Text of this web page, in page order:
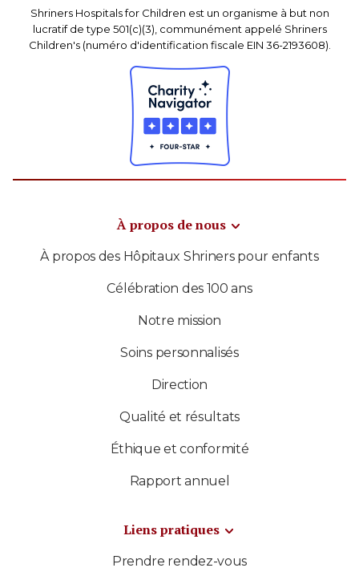
Shriners Hospitals for Children est un organisme à but non
lucratif de type 501(c)(3), communément appelé Shriners
Children's (numéro d'identification fiscale EIN 36-2193608).
À propos de nous
À propos des Hôpitaux Shriners pour enfants
Célébration des 100 ans
Notre mission
Soins personnalisés
Direction
Qualité et résultats
Éthique et conformité
Rapport annuel
Liens pratiques
Prendre rendez-vous